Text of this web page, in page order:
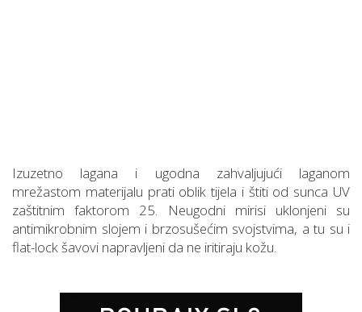
Izuzetno lagana i ugodna zahvaljujući laganom
mrežastom materijalu prati oblik tijela i štiti od sunca UV
zaštitnim faktorom 25. Neugodni mirisi uklonjeni su
antimikrobnim slojem i brzosušećim svojstvima, a tu su i
flat-lock šavovi napravljeni da ne iritiraju kožu.